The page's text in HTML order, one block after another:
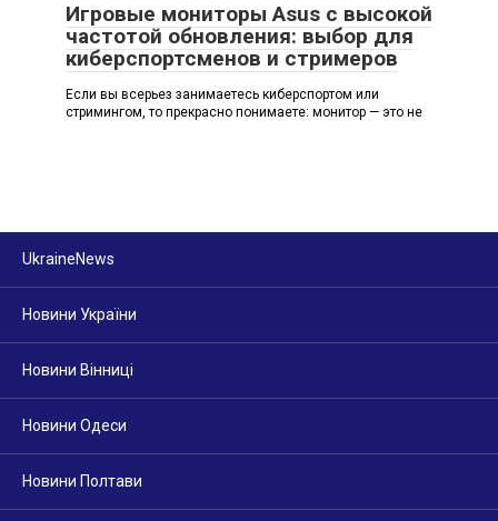
Игровые мониторы Asus с высокой
частотой обновления: выбор для
киберспортсменов и стримеров
Если вы всерьез занимаетесь киберспортом или
стримингом, то прекрасно понимаете: монитор — это не
UkraineNews
Новини України
Новини Вінниці
Новини Одеси
Новини Полтави